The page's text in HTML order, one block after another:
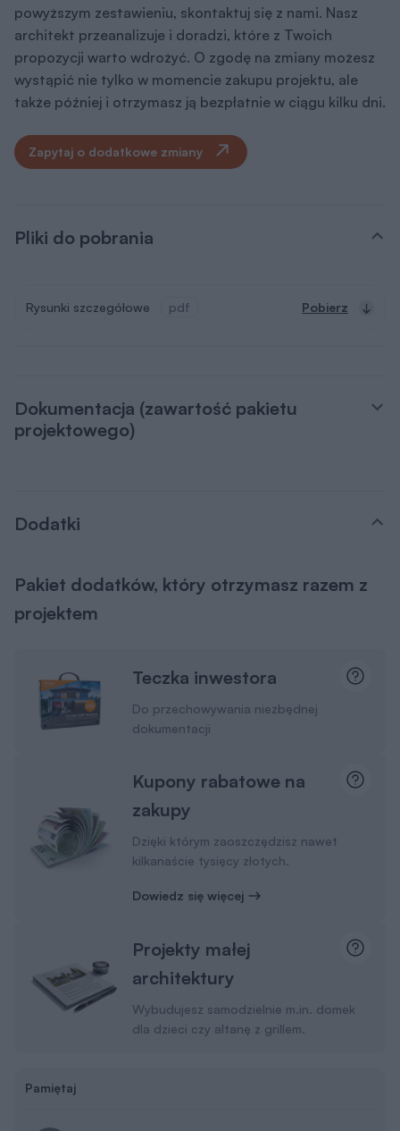
powyższym zestawieniu, skontaktuj się z nami. Nasz
architekt przeanalizuje i doradzi, które z Twoich
propozycji warto wdrożyć. O zgodę na zmiany możesz
wystąpić nie tylko w momencie zakupu projektu, ale
także później i otrzymasz ją bezpłatnie w ciągu kilku dni.
Zapytaj o dodatkowe zmiany
Pliki do pobrania
Rysunki szczegółowe pdf Pobierz
Dokumentacja (zawartość pakietu
projektowego)
Dodatki
Pakiet dodatków, który otrzymasz razem z
projektem
Teczka inwestora
Do przechowywania niezbędnej
dokumentacji
Kupony rabatowe na
zakupy
Dzięki którym zaoszczędzisz nawet
kilkanaście tysięcy złotych.
Dowiedz się więcej
Projekty małej
architektury
Wybudujesz samodzielnie m.in. domek
dla dzieci czy altanę z grillem.
Pamiętaj